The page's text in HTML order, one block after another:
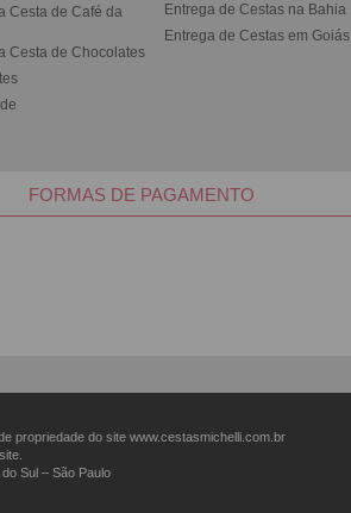
Cesta de Café da
Cesta de Chocolates
Entrega de Cestas na Bahia
Entrega de Cestas em Goiás
FORMAS DE PAGAMENTO
propriedade do site www.cestasmichelli.com.br
Sul – São Paulo